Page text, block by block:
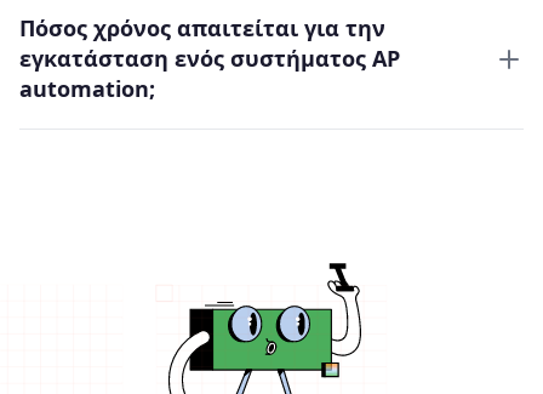
Πόσος χρόνος απαιτείται για την
εγκατάσταση ενός συστήματος AP
automation;